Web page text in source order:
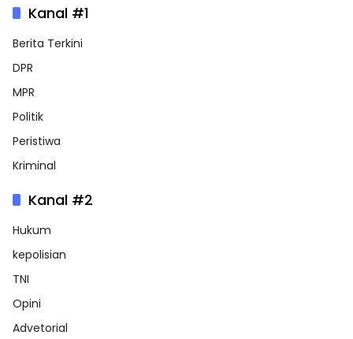
Kanal #1
Berita Terkini
DPR
MPR
Politik
Peristiwa
Kriminal
Kanal #2
Hukum
kepolisian
TNI
Opini
Advetorial